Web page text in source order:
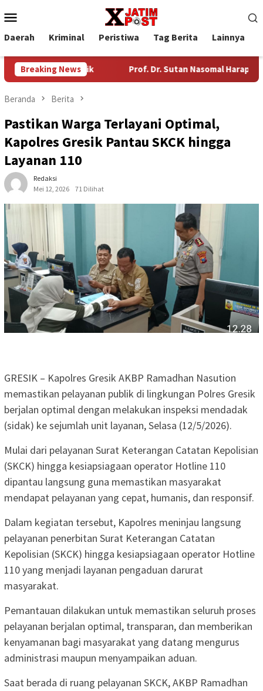
ke
kontenMobile
Daerah Kriminal Peristiwa Tag Berita Lainnya
Breaking News
Gresik Prof. Dr. Sutan Nasomal Harapkan Ketua
Beranda Berita
Pastikan Warga Terlayani Optimal,
Kapolres Gresik Pantau SKCK hingga
Layanan 110
Redaksi
Mei 12, 2026
71 Dilihat
GRESIK – Kapolres Gresik AKBP Ramadhan Nasution
memastikan pelayanan publik di lingkungan Polres Gresik
berjalan optimal dengan melakukan inspeksi mendadak
(sidak) ke sejumlah unit layanan, Selasa (12/5/2026).
Mulai dari pelayanan Surat Keterangan Catatan Kepolisian
(SKCK) hingga kesiapsiagaan operator Hotline 110
dipantau langsung guna memastikan masyarakat
mendapat pelayanan yang cepat, humanis, dan responsif.
Dalam kegiatan tersebut, Kapolres meninjau langsung
pelayanan penerbitan Surat Keterangan Catatan
Kepolisian (SKCK) hingga kesiapsiagaan operator Hotline
110 yang menjadi layanan pengaduan darurat
masyarakat.
Pemantauan dilakukan untuk memastikan seluruh proses
pelayanan berjalan optimal, transparan, dan memberikan
kenyamanan bagi masyarakat yang datang mengurus
administrasi maupun menyampaikan aduan.
Saat berada di ruang pelayanan SKCK, AKBP Ramadhan